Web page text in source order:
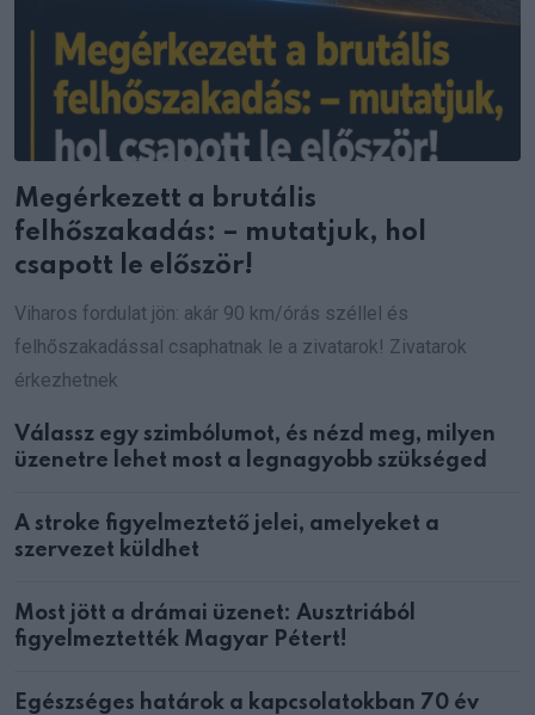
Megérkezett a brutális
felhőszakadás: – mutatjuk, hol
csapott le először!
Viharos fordulat jön: akár 90 km/órás széllel és
felhőszakadással csaphatnak le a zivatarok! Zivatarok
érkezhetnek
Válassz egy szimbólumot, és nézd meg, milyen
üzenetre lehet most a legnagyobb szükséged
A stroke figyelmeztető jelei, amelyeket a
szervezet küldhet
Most jött a drámai üzenet: Ausztriából
figyelmeztették Magyar Pétert!
Egészséges határok a kapcsolatokban 70 év